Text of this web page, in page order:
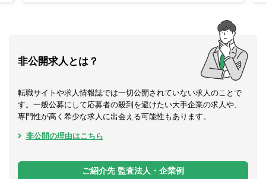
非公開求人とは？
転職サイトや求人情報誌では一切公開されていない求人のことで
す。一般公募にして応募者の殺到を避けたい大手企業の求人や、
専門性が高く希少な求人に出会える可能性もあります。
非公開の理由はこちら
ご紹介先 監査法人・企業例